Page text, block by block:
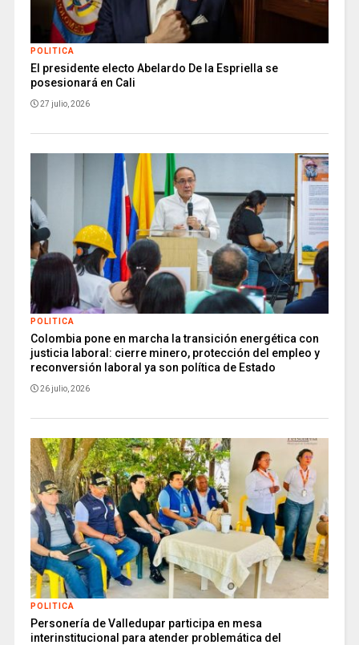
POLITICA
El presidente electo Abelardo De la Espriella se
posesionará en Cali
27 julio, 2026
POLITICA
Colombia pone en marcha la transición energética con
justicia laboral: cierre minero, protección del empleo y
reconversión laboral ya son política de Estado
26 julio, 2026
POLITICA
Personería de Valledupar participa en mesa
interinstitucional para atender problemática del